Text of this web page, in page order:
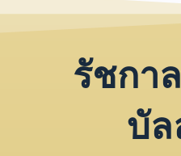
รัชกา
บัล